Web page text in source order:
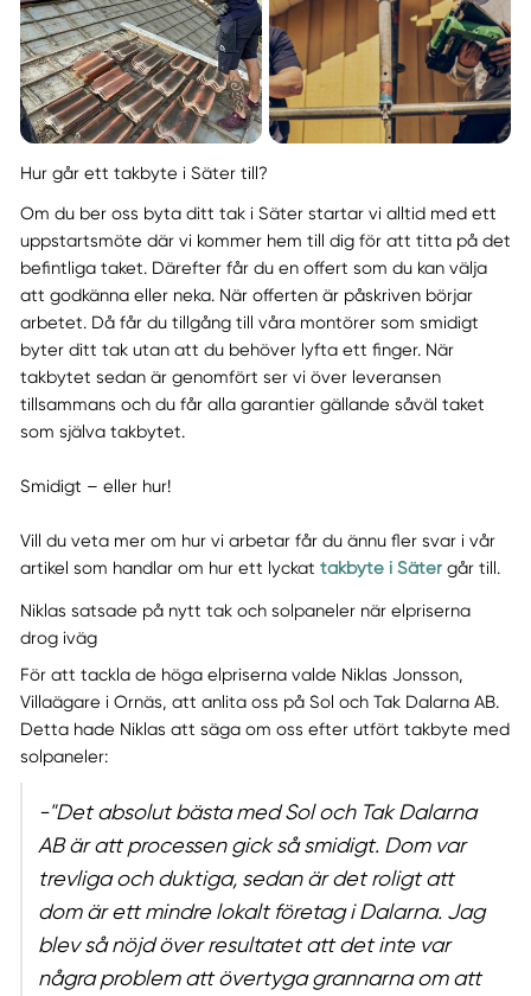
Hur går ett takbyte i Säter till?
Om du ber oss byta ditt tak i Säter startar vi alltid med ett
uppstartsmöte där vi kommer hem till dig för att titta på det
befintliga taket. Därefter får du en offert som du kan välja
att godkänna eller neka. När offerten är påskriven börjar
arbetet. Då får du tillgång till våra montörer som smidigt
byter ditt tak utan att du behöver lyfta ett finger. När
takbytet sedan är genomfört ser vi över leveransen
tillsammans och du får alla garantier gällande såväl taket
som själva takbytet.
Smidigt – eller hur!
Vill du veta mer om hur vi arbetar får du ännu fler svar i vår
artikel som handlar om hur ett lyckat takbyte i Sätergår till.
Niklas satsade på nytt tak och solpaneler när elpriserna
drog iväg
För att tackla de höga elpriserna valde Niklas Jonsson,
Villaägare i Ornäs, att anlita oss på Sol och Tak Dalarna AB.
Detta hade Niklas att säga om oss efter utfört takbyte med
solpaneler:
-"Det absolut bästa med Sol och Tak Dalarna
AB är att processen gick så smidigt. Dom var
trevliga och duktiga, sedan är det roligt att
dom är ett mindre lokalt företag i Dalarna. Jag
blev så nöjd över resultatet att det inte var
några problem att övertyga grannarna om att